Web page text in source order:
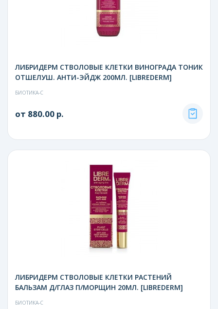
ЛИБРИДЕРМ СТВОЛОВЫЕ КЛЕТКИ ВИНОГРАДА ТОНИК
ОТШЕЛУШ. АНТИ-ЭЙДЖ 200МЛ. [LIBREDERM]
БИОТИКА-С
от 880.00 р.
ЛИБРИДЕРМ СТВОЛОВЫЕ КЛЕТКИ РАСТЕНИЙ
БАЛЬЗАМ Д/ГЛАЗ П/МОРЩИН 20МЛ. [LIBREDERM]
БИОТИКА-С